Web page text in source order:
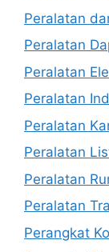
Peralatan
Peralatan
Peralatan
Peralatan
Peralatan
Peralatan
Peralatan
Peralatan
Perangkat